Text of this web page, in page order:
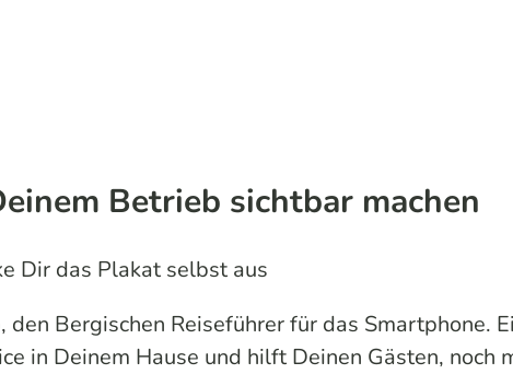
Betrieb sichtbar machen
Dir das Plakat selbst aus
Bergischen Reiseführer für das Smartphone.
in Deinem Hause und hilft Deinen Gästen, noch